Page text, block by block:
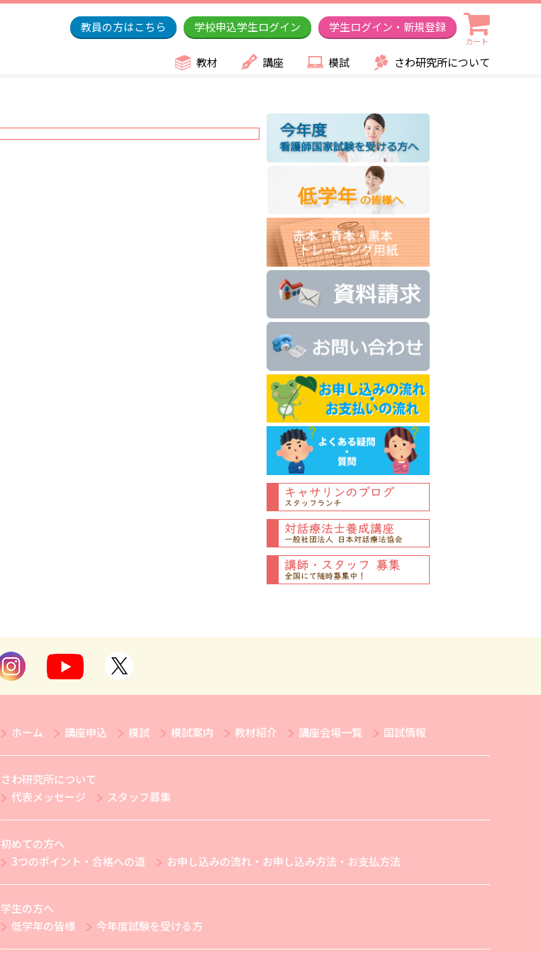
教員の方はこちら 学校申込学生ログイン 学生ログイン・新規登録
カート
教材 講座 模試 さわ研究所について
ホーム 講座申込 模試 模試案内 教材紹介 講座会場一覧 国試情報
さわ研究所について
代表メッセージ
スタッフ募集
初めての方へ
3つのポイント・合格への道
お申し込みの流れ・お申し込み方法・お支払方法
学生の方へ
低学年の皆様
今年度試験を受ける方